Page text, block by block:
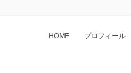
HOME プロフィール